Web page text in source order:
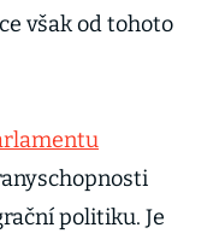
však od tohoto
politiku. Je